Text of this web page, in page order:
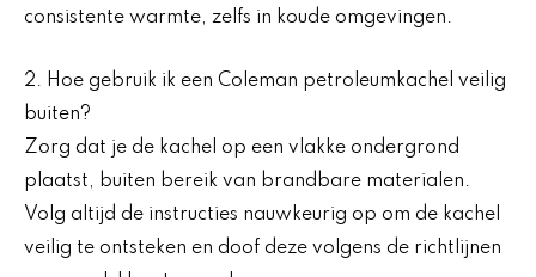
consistente warmte, zelfs in koude omgevingen.
2. Hoe gebruik ik een Coleman petroleumkachel veilig
buiten?
Zorg dat je de kachel op een vlakke ondergrond
plaatst, buiten bereik van brandbare materialen.
Volg altijd de instructies nauwkeurig op om de kachel
veilig te ontsteken en doof deze volgens de richtlijnen